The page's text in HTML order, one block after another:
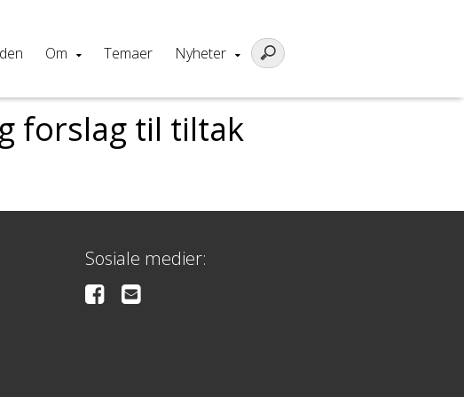
Om Temaer Nyheter
forslag til tiltak
Sosiale medier: